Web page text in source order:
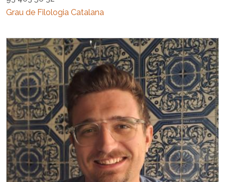
Grau de Filologia Catalana